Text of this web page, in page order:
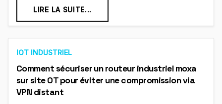
LIRE LA SUITE...
IOT INDUSTRIEL
Comment sécuriser un routeur industriel moxa
sur site OT pour éviter une compromission via
VPN distant